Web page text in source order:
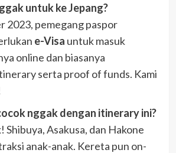
untuk ke Jepang?
2023, pemegang paspor
e-Visa untuk masuk
online dan biasanya
serta proof of funds. Kami
nggak dengan itinerary ini?
Shibuya, Asakusa, dan Hakone
anak-anak. Kereta pun on-